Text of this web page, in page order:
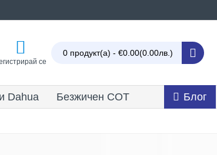
се
0 продукт(а) - €0.00(0.00лв.)
Dahua Безжичен СОТ Блог